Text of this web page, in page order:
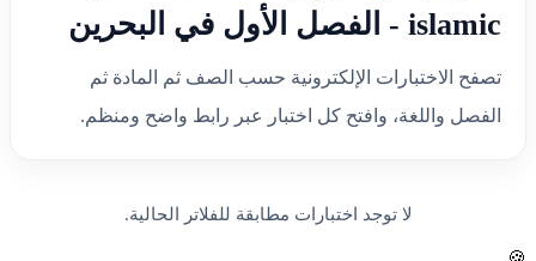
islamic - الفصل الأول في البحرين
تصفح الاختبارات الإلكترونية حسب الصف ثم المادة ثم
الفصل واللغة، وافتح كل اختبار عبر رابط واضح ومنظم.
لا توجد اختبارات مطابقة للفلاتر الحالية.